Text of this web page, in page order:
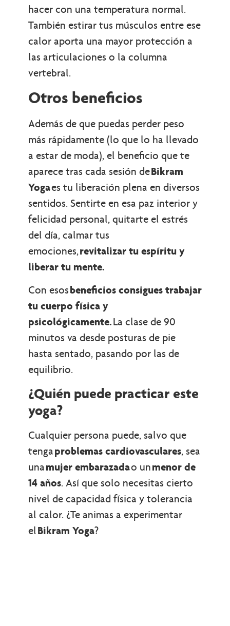
hacer con una temperatura normal.
También estirar tus músculos entre ese
calor aporta una mayor protección a
las articulaciones o la columna
vertebral.
Otros beneficios
Además de que puedas perder peso
más rápidamente (lo que lo ha llevado
a estar de moda), el beneficio que te
aparece tras cada sesión deBikram
Yogaes tu liberación plena en diversos
sentidos. Sentirte en esa paz interior y
felicidad personal, quitarte el estrés
del día, calmar tus
emociones,revitalizar tu espíritu y
liberar tu mente.
Con esosbeneficios consigues trabajar
tu cuerpo física y
psicológicamente.La clase de 90
minutos va desde posturas de pie
hasta sentado, pasando por las de
equilibrio.
¿Quién puede practicar este
yoga?
Cualquier persona puede, salvo que
tengaproblemas cardiovasculares, sea
unamujer embarazadao unmenor de
14 años. Así que solo necesitas cierto
nivel de capacidad física y tolerancia
al calor. ¿Te animas a experimentar
elBikram Yoga?